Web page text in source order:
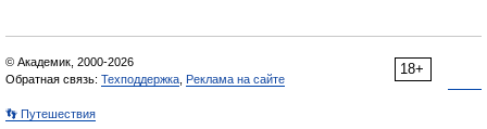
18+
© Академик, 2000-2026
Обратная связь: Техподдержка Реклама на сайте
👣 Путешествия